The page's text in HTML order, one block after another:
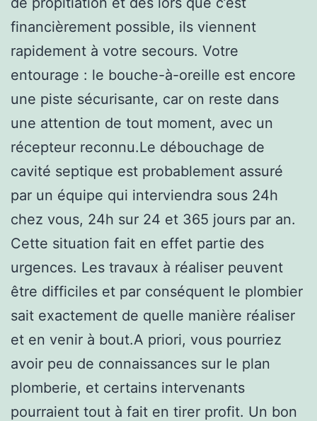
financièrement possible, ils viennent
rapidement à votre secours. Votre
entourage : le bouche-à-oreille est encore
une piste sécurisante, car on reste dans
une attention de tout moment, avec un
récepteur reconnu.Le débouchage de
cavité septique est probablement assuré
par un équipe qui interviendra sous 24h
chez vous, 24h sur 24 et 365 jours par an.
Cette situation fait en effet partie des
urgences. Les travaux à réaliser peuvent
être difficiles et par conséquent le plombier
sait exactement de quelle manière réaliser
et en venir à bout.A priori, vous pourriez
avoir peu de connaissances sur le plan
plomberie, et certains intervenants
pourraient tout à fait en tirer profit. Un bon